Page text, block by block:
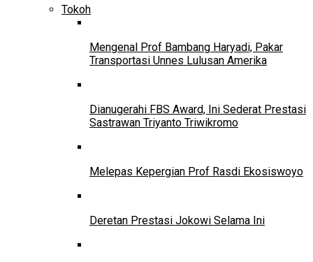
Tokoh
Mengenal Prof Bambang Haryadi, Pakar
Transportasi Unnes Lulusan Amerika
Dianugerahi FBS Award, Ini Sederat Prestasi
Sastrawan Triyanto Triwikromo
Melepas Kepergian Prof Rasdi Ekosiswoyo
Deretan Prestasi Jokowi Selama Ini